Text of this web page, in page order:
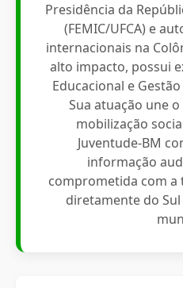
Presidência da
(FEMIC/UFCA) e
internacionais na
alto impacto, possui
Educacional e
Sua atuação une
mobilização
Juventude-BM
informação
comprometida com a
diretamente do